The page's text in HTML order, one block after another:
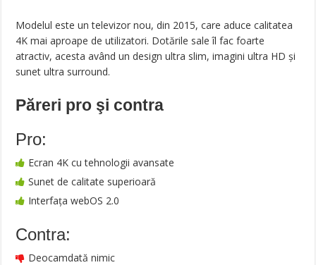
Modelul este un televizor nou, din 2015, care aduce calitatea
4K mai aproape de utilizatori. Dotările sale îl fac foarte
atractiv, acesta având un design ultra slim, imagini ultra HD și
sunet ultra surround.
Păreri pro şi contra
Pro:
Ecran 4K cu tehnologii avansate
Sunet de calitate superioară
Interfața webOS 2.0
Contra:
Deocamdată nimic